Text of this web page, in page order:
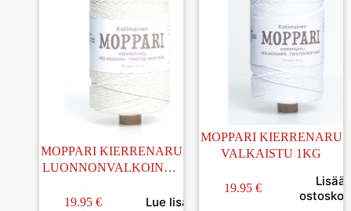
MOPPARI KIERRENARU
LUONNONVALKOINEN
19.95 € Lue lisää
MOPPARI KIERRENARU
VALKAISTU 1KG
19.95 €
Lisää